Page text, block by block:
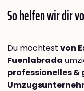
So helfen wir dir
Du möchtest von
Fuenlabrada
professionelles &